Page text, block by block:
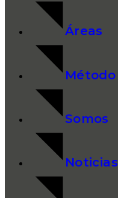
Áreas
Método
Somos
Noticias